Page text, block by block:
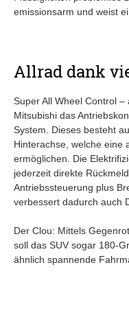
emissionsarm und weist
Allrad dank
Super All Wheel Control
Mitsubishi das
System. Dieses besteht
Hinterachse, welche eine
ermöglichen. Die
jederzeit direkte
Antriebssteuerung plus
verbessert dadurch auch
Der Clou: Mittels
soll das SUV sogar 180-
ähnlich spannende